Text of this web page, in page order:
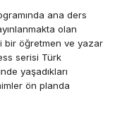
ana ders
olan
bir öğretmen ve yazar
serisi Türk
yaşadıkları
ön planda